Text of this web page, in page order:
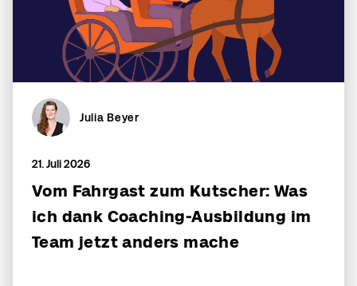
Julia Beyer
21. Juli 2026
Vom Fahrgast zum Kutscher: Was
ich dank Coaching-Ausbildung im
Team jetzt anders mache